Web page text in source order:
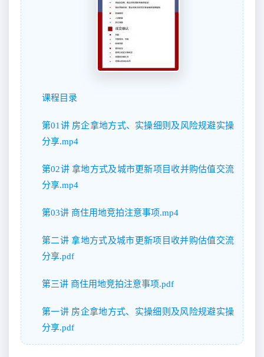
课程目录
第01讲 房企拿地方式、实操细则及风险规避实操
分享.mp4
第02讲 拿地方式及城市更新项目收并购估值交流
分享.mp4
第03讲 商住用地竞拍注意事项.mp4
第二讲 拿地方式及城市更新项目收并购估值交流
分享.pdf
第三讲 商住用地竞拍注意事项.pdf
第一讲 房企拿地方式、实操细则及风险规避实操
分享.pdf